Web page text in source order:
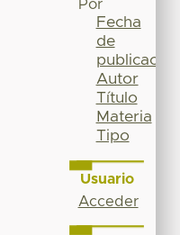
Por
Fecha
de
publicación
Autor
Título
Materia
Tipo
Usuario
Acceder